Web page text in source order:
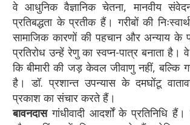
वे आधुनिक वैज्ञानिक चेतना, मानवीय
प्रतिबद्धता के प्रतीक हैं। गरीबों की
सामाजिक कारणों की पहचान और अन्याय के
प्रतिरोध उन्हें रेणु का स्वप्न-पात्र बनाता
कि बीमारी की जड़ केवल जीवाणु नहीं, बल्कि
है। डॉ. प्रशान्त उपन्यास के दमघोंटू
प्रकाश का संचार करते हैं।
बावनदासगांधीवादी आदर्शों के प्रतिनिधि हैं।